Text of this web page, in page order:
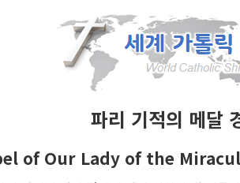
파리 기적의 메달
of Our Lady of the